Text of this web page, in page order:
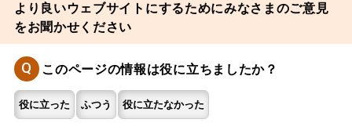
より良いウェブサイトにするためにみなさまのご意見
をお聞かせください
Q このページの情報は役に立ちましたか？
役に立った ふつう 役に立たなかった